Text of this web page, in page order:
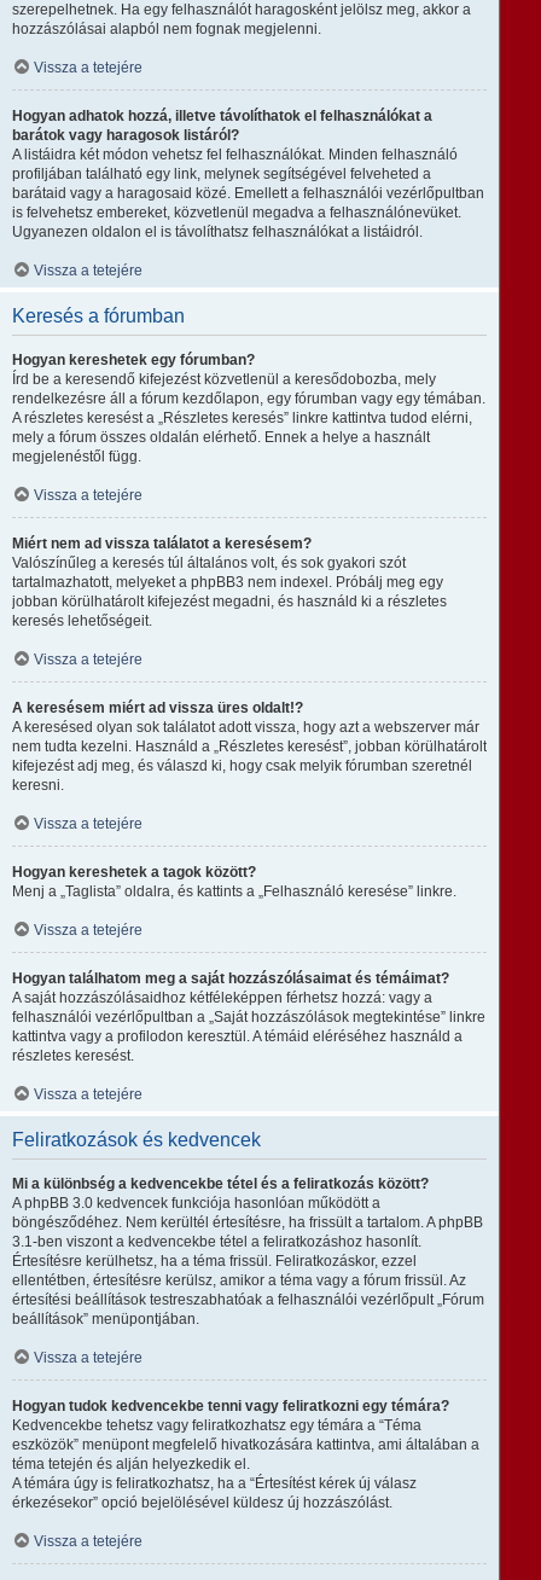
szerepelhetnek. Ha egy felhasználót haragosként jelölsz meg, akkor a
hozzászólásai alapból nem fognak megjelenni.
Vissza a tetejére
Hogyan adhatok hozzá, illetve távolíthatok el felhasználókat a
barátok vagy haragosok listáról?
A listáidra két módon vehetsz fel felhasználókat. Minden felhasználó
profiljában található egy link, melynek segítségével felveheted a
barátaid vagy a haragosaid közé. Emellett a felhasználói vezérlőpultban
is felvehetsz embereket, közvetlenül megadva a felhasználónevüket.
Ugyanezen oldalon el is távolíthatsz felhasználókat a listáidról.
Vissza a tetejére
Keresés a fórumban
Hogyan kereshetek egy fórumban?
Írd be a keresendő kifejezést közvetlenül a keresődobozba, mely
rendelkezésre áll a fórum kezdőlapon, egy fórumban vagy egy témában.
A részletes keresést a „Részletes keresés” linkre kattintva tudod elérni,
mely a fórum összes oldalán elérhető. Ennek a helye a használt
megjelenéstől függ.
Vissza a tetejére
Miért nem ad vissza találatot a keresésem?
Valószínűleg a keresés túl általános volt, és sok gyakori szót
tartalmazhatott, melyeket a phpBB3 nem indexel. Próbálj meg egy
jobban körülhatárolt kifejezést megadni, és használd ki a részletes
keresés lehetőségeit.
Vissza a tetejére
A keresésem miért ad vissza üres oldalt!?
A keresésed olyan sok találatot adott vissza, hogy azt a webszerver már
nem tudta kezelni. Használd a „Részletes keresést”, jobban körülhatárolt
kifejezést adj meg, és válaszd ki, hogy csak melyik fórumban szeretnél
keresni.
Vissza a tetejére
Hogyan kereshetek a tagok között?
Menj a „Taglista” oldalra, és kattints a „Felhasználó keresése” linkre.
Vissza a tetejére
Hogyan találhatom meg a saját hozzászólásaimat és témáimat?
A saját hozzászólásaidhoz kétféleképpen férhetsz hozzá: vagy a
felhasználói vezérlőpultban a „Saját hozzászólások megtekintése” linkre
kattintva vagy a profilodon keresztül. A témáid eléréséhez használd a
részletes keresést.
Vissza a tetejére
Feliratkozások és kedvencek
Mi a különbség a kedvencekbe tétel és a feliratkozás között?
A phpBB 3.0 kedvencek funkciója hasonlóan működött a
böngésződéhez. Nem kerültél értesítésre, ha frissült a tartalom. A phpBB
3.1-ben viszont a kedvencekbe tétel a feliratkozáshoz hasonlít.
Értesítésre kerülhetsz, ha a téma frissül. Feliratkozáskor, ezzel
ellentétben, értesítésre kerülsz, amikor a téma vagy a fórum frissül. Az
értesítési beállítások testreszabhatóak a felhasználói vezérlőpult „Fórum
beállítások” menüpontjában.
Vissza a tetejére
Hogyan tudok kedvencekbe tenni vagy feliratkozni egy témára?
Kedvencekbe tehetsz vagy feliratkozhatsz egy témára a “Téma
eszközök” menüpont megfelelő hivatkozására kattintva, ami általában a
téma tetején és alján helyezkedik el.
A témára úgy is feliratkozhatsz, ha a “Értesítést kérek új válasz
érkezésekor” opció bejelölésével küldesz új hozzászólást.
Vissza a tetejére